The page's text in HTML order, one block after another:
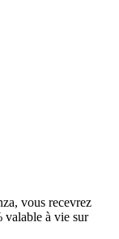
vous recevrez
valable à vie sur